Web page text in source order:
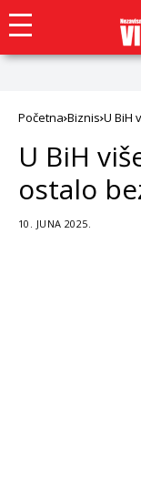
Početna Biznis U BiH
U BiH
ostalo
10. JUNA 2025.